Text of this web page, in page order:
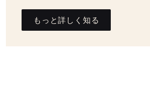
もっと詳しく知る